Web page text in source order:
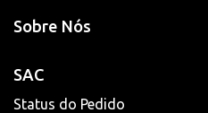
Sobre Nós
SAC
Status do Pedido